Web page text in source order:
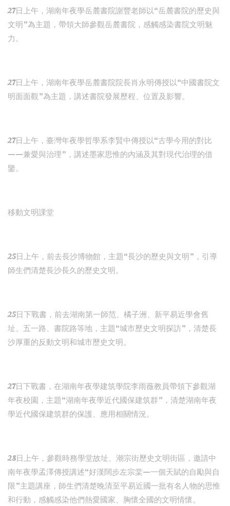
27日上午，湖南年夜學岳麓書院謝豐老師以“岳麓書院的歷史與
文明”為主題，帶領大師參觀岳麓書院，感觸感染書院文明魅
力。
27日上午，湖南年夜學岳麓書院院長肖永明傳授以“中國書院文
明面面觀”為主題，講述書院發展歷程、位置及影響。
27日上午，臺灣年夜學哲學系李賢中傳授以“古學今用的對比
——兼愛與治理”，講述墨家思惟的內涵及其對現代治理的借
鑒。
移動文明課堂
25日上午，前去長沙博物館，主題“長沙的歷史與文明”，引導
師生們清楚長沙長久的歷史文明。
25日下戰書，前去湖南第一師范、橘子洲、新平易近學會舊
址、五一路、書院路等地，主題“城市歷史文明探訪”，清楚長
沙厚重的反動文明和城市歷史文明。
27日下戰書，在湖南年夜學建筑學院李雨薇教員帶領下參觀湖
年夜校園，主題“湖南年夜學近代國保建筑群”，清楚湖南年夜
學近代國保建筑群的保護、應用相關情況。
28日上午，參觀時務學堂故址、潮宗街歷史文明街區，邀請中
南年夜學孟澤傳授講述“好漢闊步左宗棠—一個天賦的自勵與自
限”主題講座，師生們清楚晚清至平易近國一批有名人物的思惟
和行動，感觸感染他們熱愛國家、胸懷全國的文明情懷。